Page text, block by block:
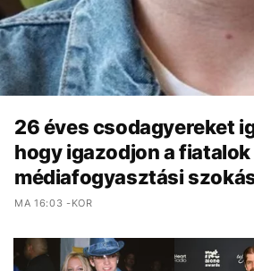
26 éves csodagyereket
hogy igazodjon a fiatalok
médiafogyasztási
MA 16:03 -KOR